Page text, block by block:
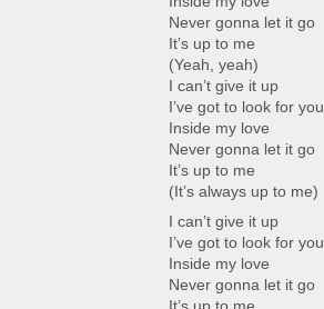
Never gonna let it go
It’s up to me
(Yeah, yeah)
I can’t give it up
I’ve got to look for you
Inside my love
Never gonna let it go
It’s up to me
(It’s always up to me)
I can’t give it up
I’ve got to look for you
Inside my love
Never gonna let it go